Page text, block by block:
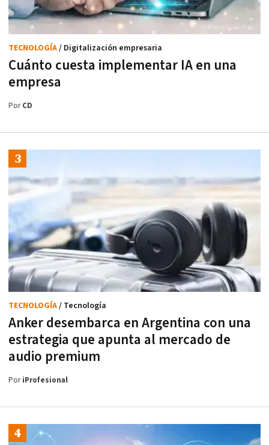
Cuánto cuesta implementar IA en una
empresa
TECNOLOGÍA/ Digitalización empresaria
PorCD
Anker desembarca en Argentina con una
estrategia que apunta al mercado de
audio premium
TECNOLOGÍA/ Tecnología
PoriProfesional